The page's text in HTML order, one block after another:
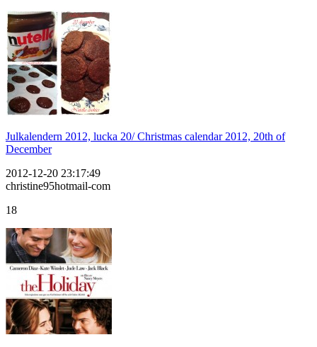
Julkalendern 2012, lucka 20/ Christmas calendar 2012, 20th of
December
2012-12-20 23:17:49
christine95hotmail-com
18